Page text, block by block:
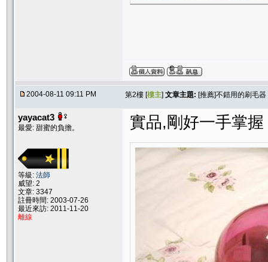
2004-08-11 09:11 PM 第2樓 [樓主] 文章主題: [推薦]不錯用的刷毛器
yayacat3
最愛: 甜蜜的負擔。
等級: 法師
威望: 2
文章: 3347
註冊時間: 2003-07-26
最近來訪: 2011-11-20
離線
實品,剛好一手掌握